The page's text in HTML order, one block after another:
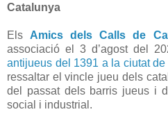
Catalunya
Els Amics dels Calls de
associació el 3 d’agost del
antijueus del 1391 a la ciutat de
ressaltar el vincle jueu dels
del passat dels barris jueus i
social i industrial.